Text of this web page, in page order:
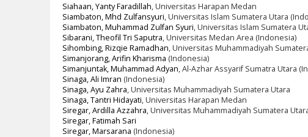
Siahaan, Yanty Faradillah, Universitas Harapan Medan
Siambaton, Mhd Zulfansyuri, Universitas Islam Sumatera Utara
Siambaton, Muhammad Zulfan Syuri, Universitas Islam Sumatera
Sibarani, Theofil Tri Saputra, Universitas Medan Area (Indonesia)
Sihombing, Rizqie Ramadhan, Universitas Muhammadiyah
Simanjorang, Arifin Kharisma (Indonesia)
Simanjuntak, Muhammad Adyan, Al-Azhar Assyarif Sumatra Utara
Sinaga, Ali Imran (Indonesia)
Sinaga, Ayu Zahra, Universitas Muhammadiyah Sumatera Utara
Sinaga, Tantri Hidayati, Universitas Harapan Medan
Siregar, Ardilla Azzahra, Universitas Muhammadiyah Sumatera
Siregar, Fatimah Sari
Siregar, Marsarana (Indonesia)